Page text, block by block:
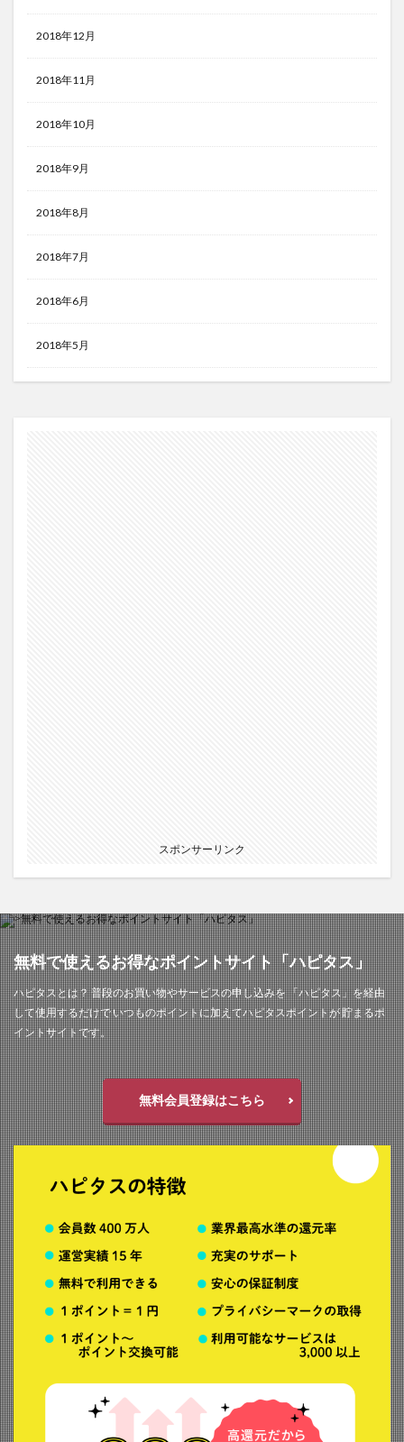
2018年12月
2018年11月
2018年10月
2018年9月
2018年8月
2018年7月
2018年6月
2018年5月
スポンサーリンク
無料で使えるお得なポイントサイト「ハピタス」
ハピタスとは？ 普段のお買い物やサービスの申し込みを 「ハピタス」を経由
して使用するだけで いつものポイントに加えてハピタスポイントが 貯まるポ
イントサイトです。
無料会員登録はこちら